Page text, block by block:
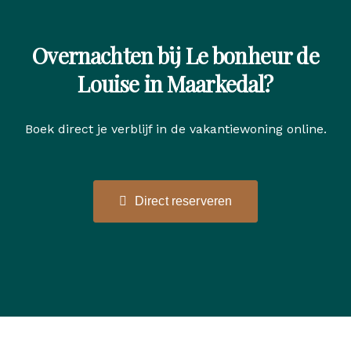
Overnachten bij Le bonheur de
Louise in Maarkedal?
Boek direct je verblijf in de vakantiewoning online.
Direct reserveren